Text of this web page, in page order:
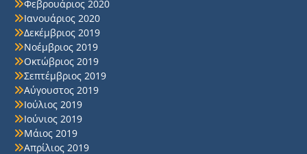
Φεβρουάριος 2020
Ιανουάριος 2020
Δεκέμβριος 2019
Νοέμβριος 2019
Οκτώβριος 2019
Σεπτέμβριος 2019
Αύγουστος 2019
Ιούλιος 2019
Ιούνιος 2019
Μάιος 2019
Απρίλιος 2019